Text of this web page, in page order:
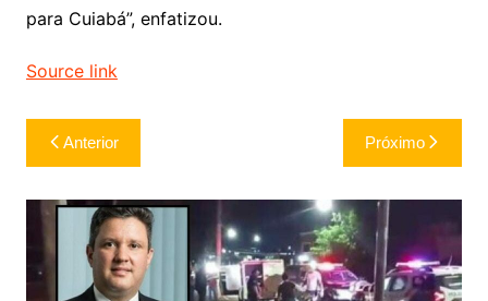
para Cuiabá”, enfatizou.
Source link
Navegação
de
Post
Anterior Próximo